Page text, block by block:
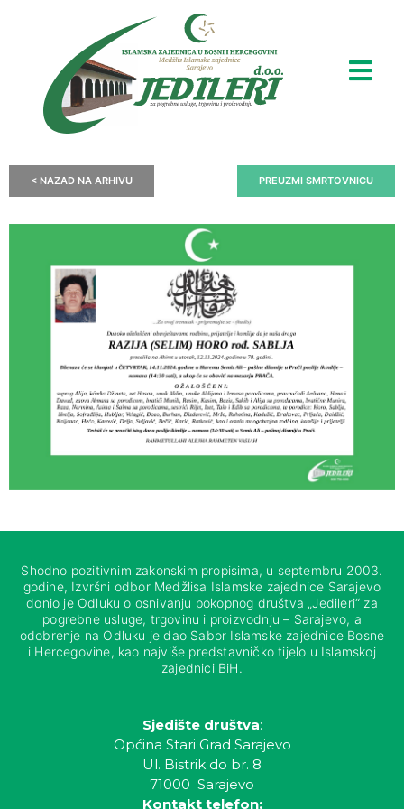
< NAZAD NA ARHIVU PREUZMI SMRTOVNICU
Shodno pozitivnim zakonskim propisima, u septembru 2003.
godine, Izvršni odbor Medžlisa Islamske zajednice Sarajevo
donio je Odluku o osnivanju pokopnog društva „Jedileri“ za
pogrebne usluge, trgovinu i proizvodnju – Sarajevo, a
odobrenje na Odluku je dao Sabor Islamske zajednice Bosne
i Hercegovine, kao najviše predstavničko tijelo u Islamskoj
zajednici BiH.
Sjedište društva:
Općina Stari Grad Sarajevo
Ul. Bistrik do br. 8
71000 Sarajevo
Kontakt telefon: